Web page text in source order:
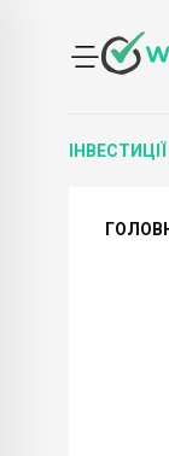
ІНВЕСТИЦІЇ